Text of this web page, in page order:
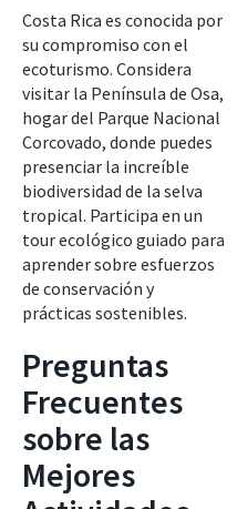
Costa Rica es conocida por
su compromiso con el
ecoturismo. Considera
visitar la Península de Osa,
hogar del Parque Nacional
Corcovado, donde puedes
presenciar la increíble
biodiversidad de la selva
tropical. Participa en un
tour ecológico guiado para
aprender sobre esfuerzos
de conservación y
prácticas sostenibles.
Preguntas
Frecuentes
sobre las
Mejores